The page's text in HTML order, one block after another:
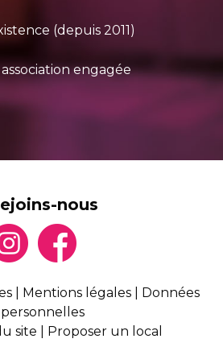
(depuis 2011)
engagée
nous
Mentions légales
Données
personnelles
site Proposer un local